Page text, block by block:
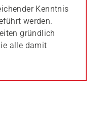
Kenntnis
werden.
gründlich
alle damit